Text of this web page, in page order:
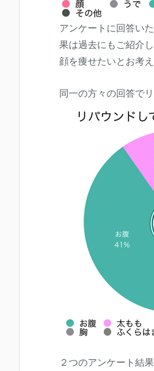
アンケートに回答い
果は過去にもご紹介し
顔を痩せたいとお考
同一の方々の回答で
２つのアンケート結